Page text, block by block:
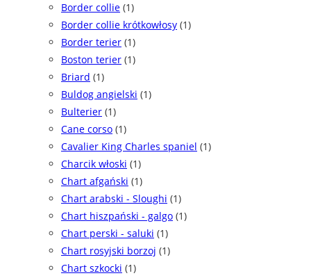
Border collie (1)
Border collie krótkowłosy (1)
Border terier (1)
Boston terier (1)
Briard (1)
Buldog angielski (1)
Bulterier (1)
Cane corso (1)
Cavalier King Charles spaniel (1)
Charcik włoski (1)
Chart afgański (1)
Chart arabski - Sloughi (1)
Chart hiszpański - galgo (1)
Chart perski - saluki (1)
Chart rosyjski borzoj (1)
Chart szkocki (1)